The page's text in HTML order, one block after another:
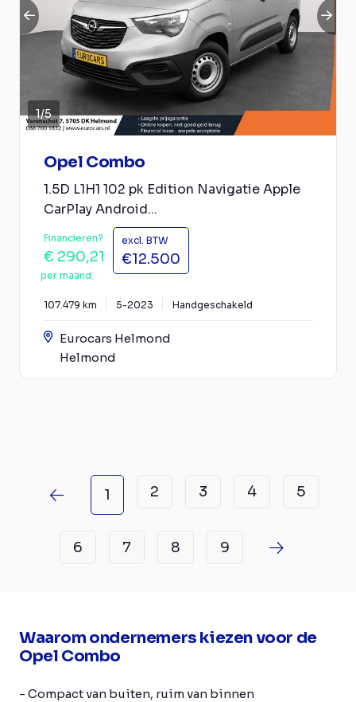
1/5
Opel Combo
1.5D L1H1 102 pk Edition Navigatie Apple
CarPlay Android...
Financieren?
€ 290,21
per maand
excl. BTW
€12.500
107.479 km 5-2023 Handgeschakeld
Eurocars Helmond
Helmond
1 2 3 4 5
6 7 8 9
Waarom ondernemers kiezen voor de
Opel Combo
- Compact van buiten, ruim van binnen